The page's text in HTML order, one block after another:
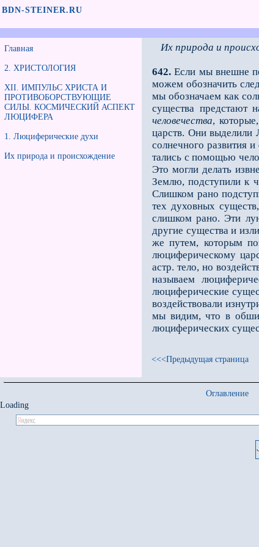
BDN-STEINER.RU
Главная
2. ХРИСТОЛОГИЯ
XII. ИМПУЛЬС ХРИСТА И
ПРОТИВОБОРСТВУЮЩИЕ
СИЛЫ. КОСМИЧЕСКИЙ АСПЕКТ
ЛЮЦИФЕРА
1. Люциферические духи
Их природа и происхождение
Их природа и
642. Если мы внешне
можем обозначить
мы обозначаем как
существа предстают
человечества,
царств. Они выделили
солнечного развития
тались с помощью
Это могли делать
Землю, подступили к
Слишком рано
тех духовных
слишком рано. Эти
другие существа и
же путем, которым
люциферическому
астр. тело, но
называем
люциферические
воздействовали
мы видим, что в
люциферических
<<<Предыдущая страница
Оглавление
Loading